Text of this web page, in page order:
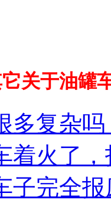
关于油罐
多复杂吗
着火了
子完全